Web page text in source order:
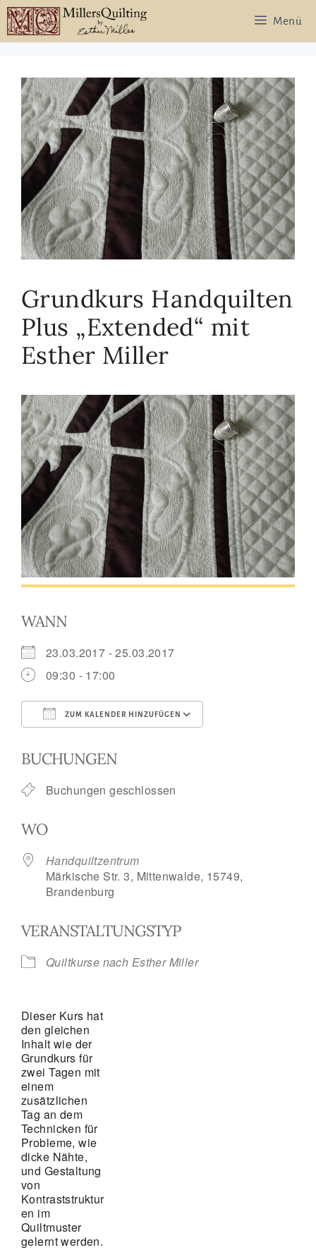
Zum
Inhalt
springen
Menü
Grundkurs Handquilten
Plus „Extended“ mit
Esther Miller
WANN
23.03.2017 - 25.03.2017
09:30 - 17:00
ZUM KALENDER HINZUFÜGEN
BUCHUNGEN
Buchungen geschlossen
WO
Handquiltzentrum
Märkische Str. 3, Mittenwalde, 15749,
Brandenburg
VERANSTALTUNGSTYP
Quiltkurse nach Esther Miller
Dieser Kurs hat
den gleichen
Inhalt wie der
Grundkurs für
zwei Tagen mit
einem
zusätzlichen
Tag an dem
Technicken für
Probleme, wie
dicke Nähte,
und Gestaltung
von
Kontraststruktur
en im
Quiltmuster
gelernt werden.